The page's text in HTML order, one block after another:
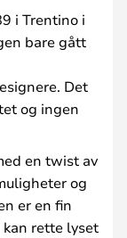
i Trentino i
bare gått
Det
og ingen
en twist av
og
er en fin
rette lyset